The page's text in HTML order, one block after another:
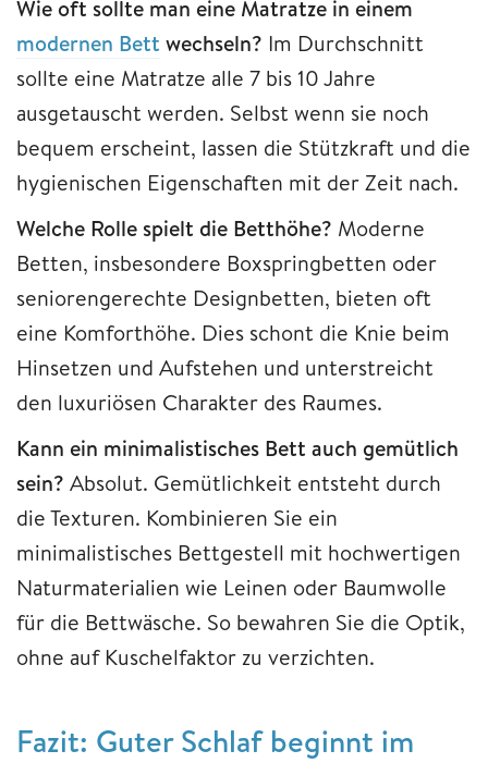
Wie oft sollte man eine Matratze in einem
modernen Bett wechseln? Im Durchschnitt
sollte eine Matratze alle 7 bis 10 Jahre
ausgetauscht werden. Selbst wenn sie noch
bequem erscheint, lassen die Stützkraft und die
hygienischen Eigenschaften mit der Zeit nach.
Welche Rolle spielt die Betthöhe? Moderne
Betten, insbesondere Boxspringbetten oder
seniorengerechte Designbetten, bieten oft
eine Komforthöhe. Dies schont die Knie beim
Hinsetzen und Aufstehen und unterstreicht
den luxuriösen Charakter des Raumes.
Kann ein minimalistisches Bett auch gemütlich
sein? Absolut. Gemütlichkeit entsteht durch
die Texturen. Kombinieren Sie ein
minimalistisches Bettgestell mit hochwertigen
Naturmaterialien wie Leinen oder Baumwolle
für die Bettwäsche. So bewahren Sie die Optik,
ohne auf Kuschelfaktor zu verzichten.
Fazit: Guter Schlaf beginnt im